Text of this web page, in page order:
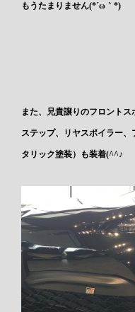
もうたまりません(*´ω｀*)
また、兄貴譲りのフロント
ステップ、リヤスポイラー
タリック塗装）も装着(^^♪